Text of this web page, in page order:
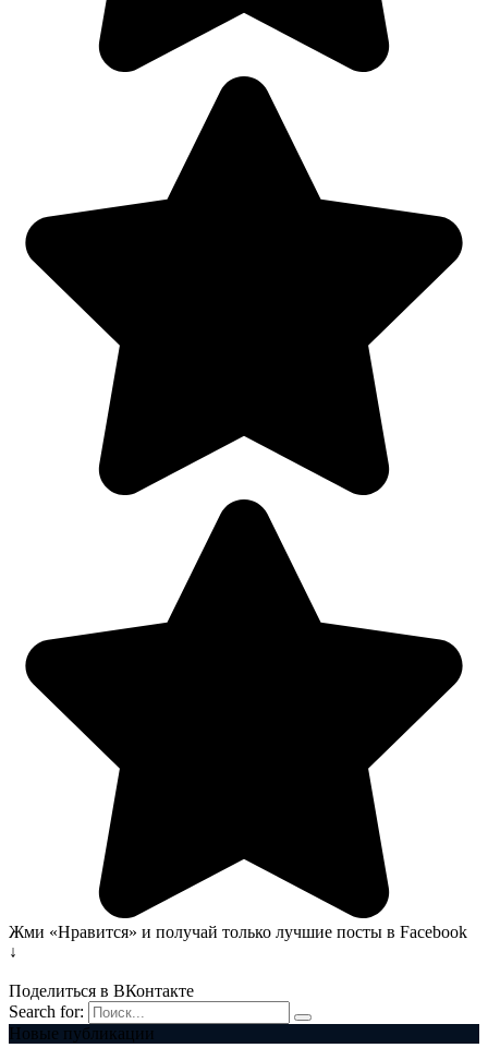
Жми «Нравится» и получай только лучшие посты в Facebook
↓
Поделиться в ВКонтакте
Search for:
Новые публикации